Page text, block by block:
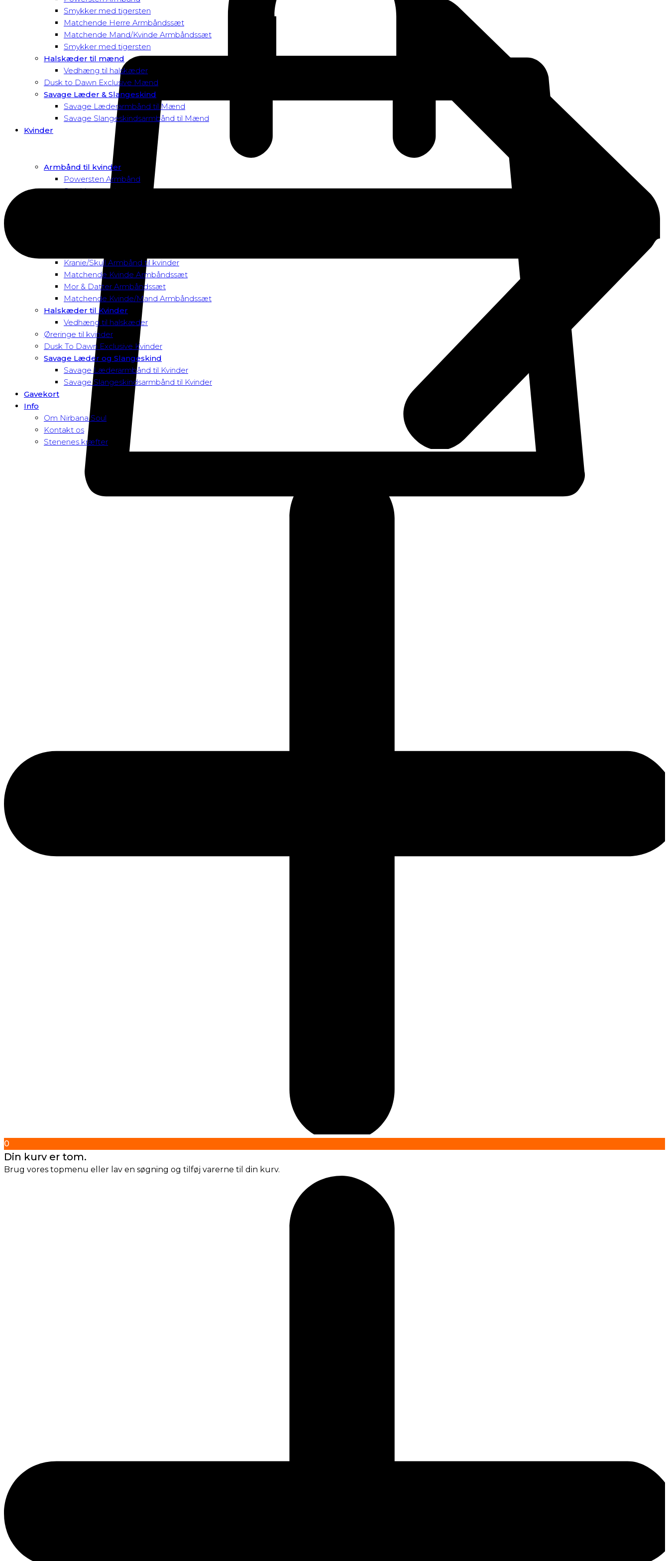
Smykker med tigersten
Matchende Herre Armbåndssæt
Matchende Mand/Kvinde Armbåndssæt
Smykker med tigersten
Halskæder til mænd
Vedhæng til halskæder
Dusk to Dawn Exclusive Mænd
Savage Læder & Slangeskind
Savage Læderarmbånd til Mænd
Savage Slangeskindsarmbånd til Mænd
Kvinder
Armbånd til kvinder
Powersten Armbånd
Smykker med tigersten
Kranie/Skull Armbånd til kvinder
Matchende Kvinde Armbåndssæt
Mor & Datter Armbåndssæt
Matchende Kvinde/Mand Armbåndssæt
Halskæder til Kvinder
Vedhæng til halskæder
Øreringe til kvinder
Dusk To Dawn Exclusive Kvinder
Savage Læder og Slangeskind
Savage Læderarmbånd til Kvinder
Savage Slangeskindsarmbånd til Kvinder
Gavekort
Info
Om Nirbana Soul
Kontakt os
Stenenes kræfter
0
Din kurv er tom.
Brug vores topmenu eller lav en søgning og tilføj varerne til din kurv.